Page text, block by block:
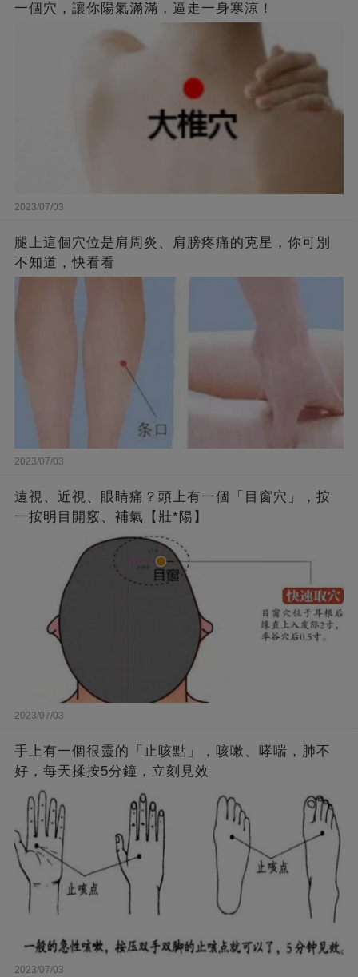
一個穴，讓你陽氣滿滿，逼走一身寒涼！
2023/07/03
腿上這個穴位是肩周炎、肩膀疼痛的克星，你可別
不知道，快看看
2023/07/03
遠視、近視、眼睛痛？頭上有一個「目窗穴」，按
一按明目開竅、補氣【壯*陽】
2023/07/03
手上有一個很靈的「止咳點」，咳嗽、哮喘，肺不
好，每天揉按5分鐘，立刻見效
2023/07/03